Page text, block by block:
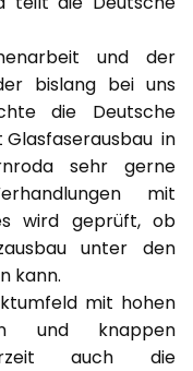
und der
bislang bei uns
die Deutsche
Glasfaserausbau in
sehr gerne
mit
wird geprüft, ob
unter den
kann.
mit hohen
und knappen
auch die